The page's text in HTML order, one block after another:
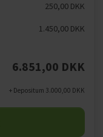
250,00 DKK
1.450,00 DKK
6.851,00 DKK
+ Depositum 3.000,00 DKK